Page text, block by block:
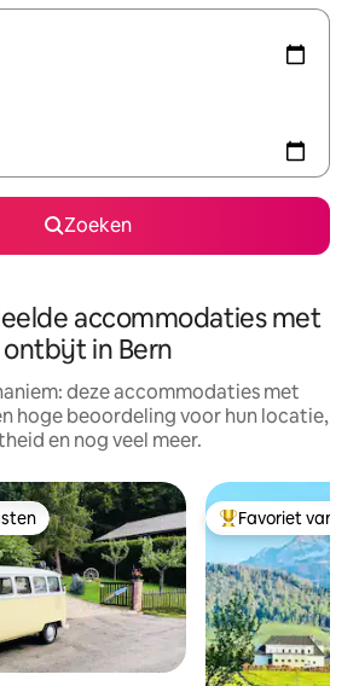
Zoeken
accommodaties met
ontbijt in Bern
deze accommodaties met
hoge beoordeling voor hun locatie,
en nog veel meer.
Topfavoriet van
Favoriet van